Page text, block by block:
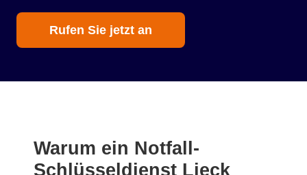
Rufen Sie jetzt an
Warum ein Notfall-
Schlüsseldienst Lieck